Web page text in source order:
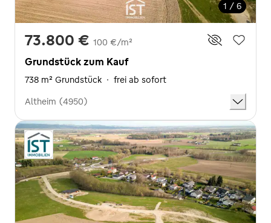
1 / 6
73.800 € 100 €/m²
Grundstück zum Kauf
738 m² Grundstück · frei ab sofort
Altheim (4950)